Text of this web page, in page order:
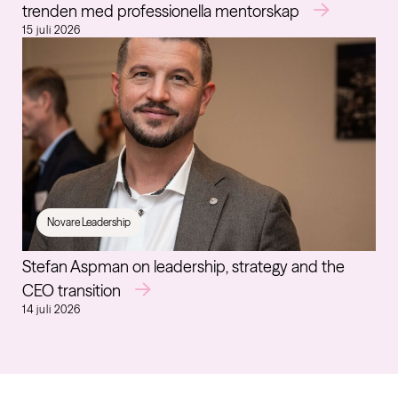
trenden med professionella mentorskap
15 juli 2026
Novare Leadership
Stefan Aspman on leadership, strategy and the
CEO transition
14 juli 2026